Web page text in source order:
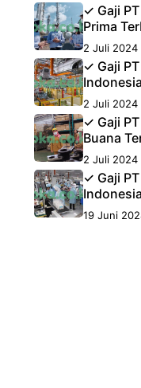
✓ Gaji
Prima
2 Juli 2024
✓ Gaji
2 Juli 2024
✓ Gaji
Buana
2 Juli 2024
✓ Gaji
19 Juni